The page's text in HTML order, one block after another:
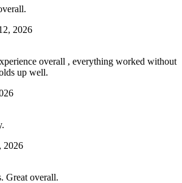
2026
overall , everything worked without
up well.
2026
Great overall.